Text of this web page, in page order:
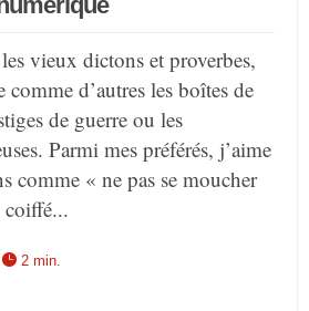
vieux dictons et proverbes,
d’autres les boîtes de
de guerre ou les
Parmi mes préférés, j’aime
comme « ne pas se moucher
coiffé...
 2 min.